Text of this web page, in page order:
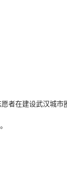
在建设武汉城市圈